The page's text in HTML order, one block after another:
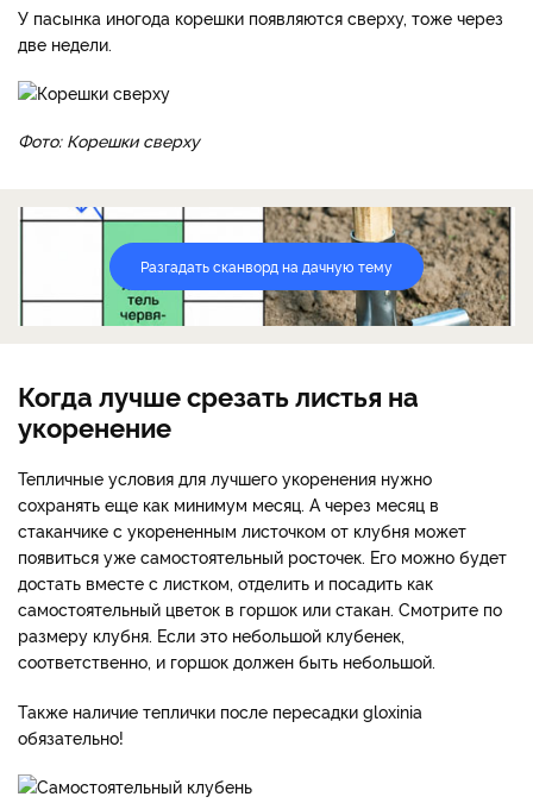
У пасынка иногода корешки появляются сверху, тоже через
две недели.
Фото: Корешки сверху
Разгадать сканворд на дачную тему
Когда лучше срезать листья на
укоренение
Тепличные условия для лучшего укоренения нужно
сохранять еще как минимум месяц. А через месяц в
стаканчике с укорененным листочком от клубня может
появиться уже самостоятельный росточек. Его можно будет
достать вместе с листком, отделить и посадить как
самостоятельный цветок в горшок или стакан. Смотрите по
размеру клубня. Если это небольшой клубенек,
соответственно, и горшок должен быть небольшой.
Также наличие теплички после пересадки gloxinia
обязательно!